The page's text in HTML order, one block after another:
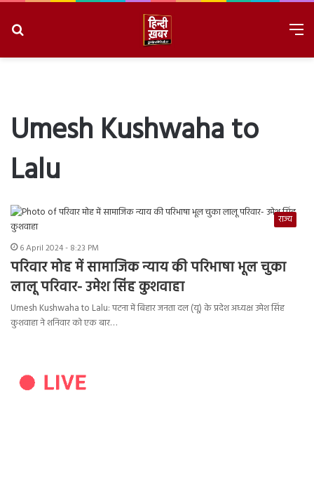
Umesh Kushwaha to
Lalu
राज्य
6 April 2024 - 8:23 PM
परिवार मोह में सामाजिक न्याय की परिभाषा भूल चुका
लालू परिवार- उमेश सिंह कुशवाहा
Umesh Kushwaha to Lalu: पटना में बिहार जनता दल (यू) के प्रदेश अध्यक्ष उमेश सिंह
कुशवाहा ने शनिवार को एक बार…